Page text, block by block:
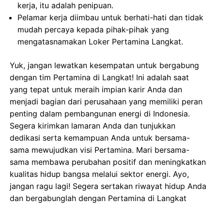
kerja, itu adalah penipuan.
Pelamar kerja diimbau untuk berhati-hati dan tidak
mudah percaya kepada pihak-pihak yang
mengatasnamakan Loker Pertamina Langkat.
Yuk, jangan lewatkan kesempatan untuk bergabung
dengan tim Pertamina di Langkat! Ini adalah saat
yang tepat untuk meraih impian karir Anda dan
menjadi bagian dari perusahaan yang memiliki peran
penting dalam pembangunan energi di Indonesia.
Segera kirimkan lamaran Anda dan tunjukkan
dedikasi serta kemampuan Anda untuk bersama-
sama mewujudkan visi Pertamina. Mari bersama-
sama membawa perubahan positif dan meningkatkan
kualitas hidup bangsa melalui sektor energi. Ayo,
jangan ragu lagi! Segera sertakan riwayat hidup Anda
dan bergabunglah dengan Pertamina di Langkat